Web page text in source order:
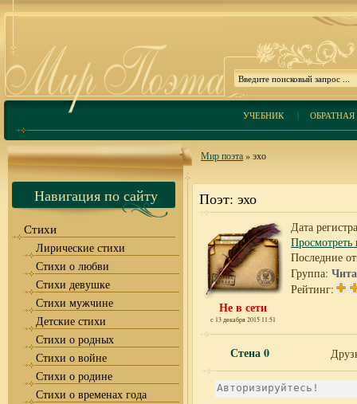
УЧЕБНИК| ОБРАТНАЯ
Навигация по сайту
Стихи
Лирические стихи
Стихи о любви
Стихи девушке
Стихи мужчине
Детские стихи
Стихи о родных
Стихи о войне
Стихи о родине
Стихи о временах года
Мир поэта» эхо
Поэт: эхо
Не в сети
с 13 декабря 2015 11:51
Дата
Последние
Группа:
Рейтинг:
Стена0